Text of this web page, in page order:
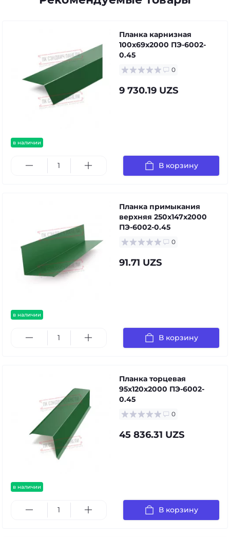
в наличии
Планка карнизная
100х69х2000 ПЭ-6002-
0.45
0
9 730.19 UZS
В корзину
в наличии
Планка примыкания
верхняя 250х147х2000
ПЭ-6002-0.45
0
91.71 UZS
В корзину
в наличии
Планка торцевая
95х120х2000 ПЭ-6002-
0.45
0
45 836.31 UZS
В корзину